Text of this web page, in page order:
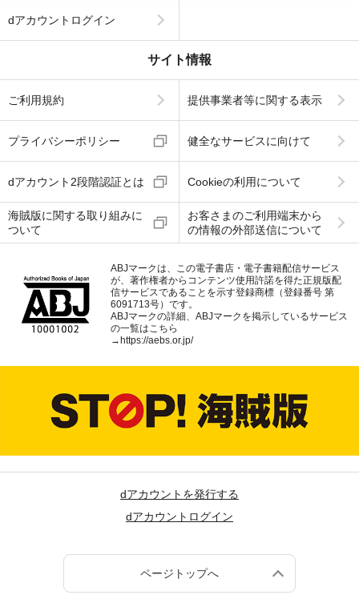
dアカウントログイン
サイト情報
ご利用規約 提供事業者等に関する表示
プライバシーポリシー 健全なサービスに向けて
dアカウント2段階認証とは Cookieの利用について
海賊版に関する取り組みに
ついて
お客さまのご利用端末から
の情報の外部送信について
ABJマークは、この電子書店・電子書籍配信サービス
が、著作権者からコンテンツ使用許諾を得た正規版配
信サービスであることを示す登録商標（登録番号 第
6091713号）です。
ABJマークの詳細、ABJマークを掲示しているサービス
の一覧はこちら
→ https://aebs.or.jp/
dアカウントを発行する
dアカウントログイン
ページトップへ